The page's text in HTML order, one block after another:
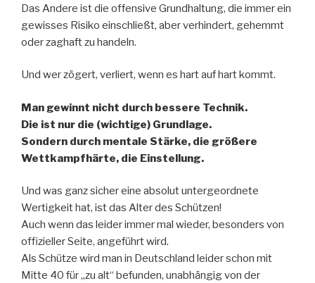
Das Andere ist die offensive Grundhaltung, die immer ein
gewisses Risiko einschließt, aber verhindert, gehemmt
oder zaghaft zu handeln.
Und wer zögert, verliert, wenn es hart auf hart kommt.
Man gewinnt nicht durch bessere Technik.
Die ist nur die (wichtige) Grundlage.
Sondern durch mentale Stärke, die größere
Wettkampfhärte, die Einstellung.
Und was ganz sicher eine absolut untergeordnete
Wertigkeit hat, ist das Alter des Schützen!
Auch wenn das leider immer mal wieder, besonders von
offizieller Seite, angeführt wird.
Als Schütze wird man in Deutschland leider schon mit
Mitte 40 für „zu alt“ befunden, unabhängig von der